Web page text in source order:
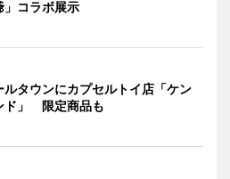
」コラボ展示
ルタウンにカプセルトイ店「ケン
ド」 限定商品も